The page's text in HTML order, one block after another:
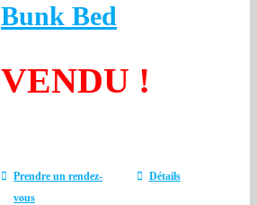
Bunk Bed
VENDU !
Prendre un rendez-
vous
Détails